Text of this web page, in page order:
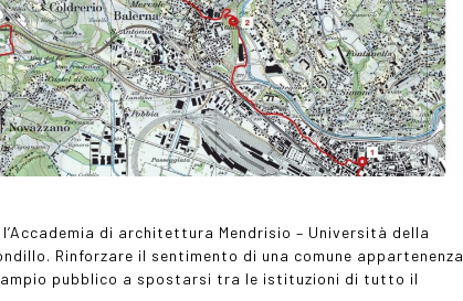
di architettura Mendrisio – Università della
Rinforzare il sentimento di una comune appartenenza
ampio pubblico a spostarsi tra le istituzioni di tutto il